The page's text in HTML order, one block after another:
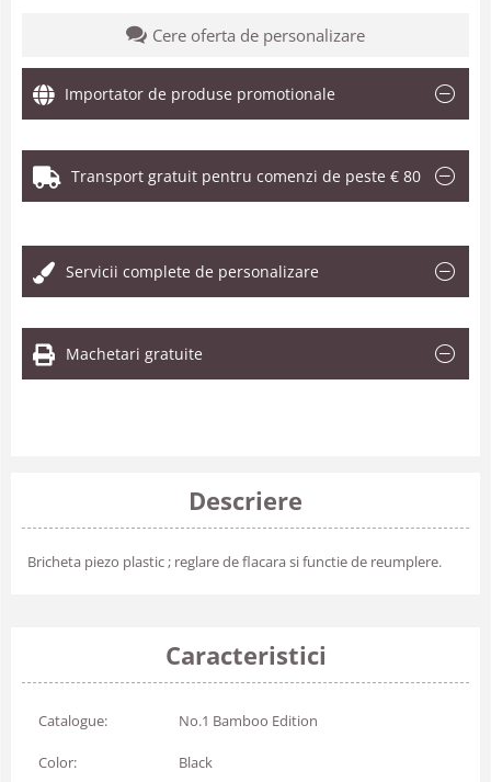
Cere oferta de personalizare
Importator de produse promotionale
Transport gratuit pentru comenzi de peste € 80
Servicii complete de personalizare
Machetari gratuite
Descriere
Bricheta piezo plastic ; reglare de flacara si functie de reumplere.
Caracteristici
Catalogue: No.1 Bamboo Edition
Color: Black